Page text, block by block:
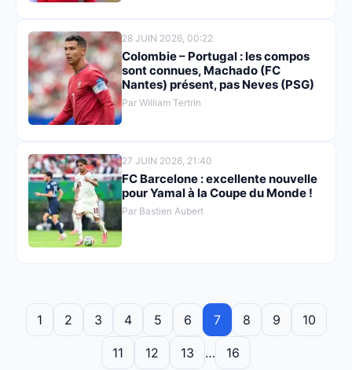
28 JUIN 2026, 00:22
Colombie – Portugal : les compos
sont connues, Machado (FC
Nantes) présent, pas Neves (PSG)
Par William Tertrin
27 JUIN 2026, 21:40
FC Barcelone : excellente nouvelle
pour Yamal à la Coupe du Monde !
Par Bastien Aubert
1 2 3 4 5 6 7 8 9 10
11 12 13 … 16